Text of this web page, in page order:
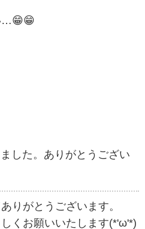
…😁😁
した。ありがとうござい
りがとうございます。
くお願いいたします(*'ω'*)